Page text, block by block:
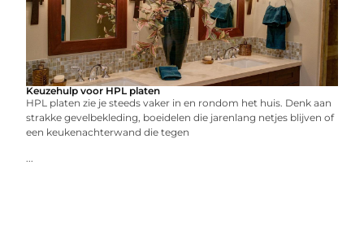
Keuzehulp voor HPL platen
HPL platen zie je steeds vaker in en rondom het huis. Denk aan
strakke gevelbekleding, boeidelen die jarenlang netjes blijven of
een keukenachterwand die tegen
...